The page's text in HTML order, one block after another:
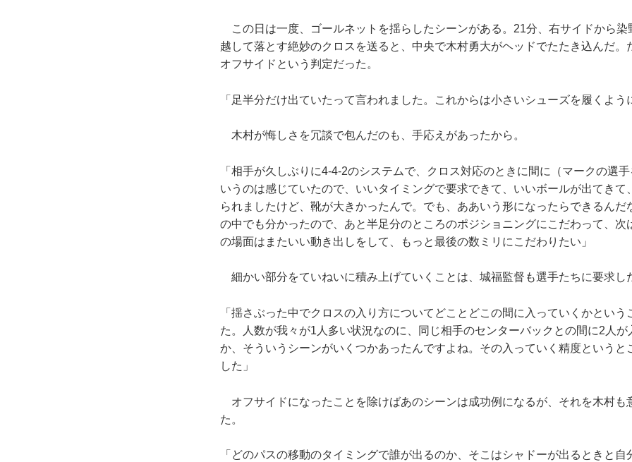
この日は一度、ゴールネットを揺らしたシーンがある。21分、右サイドから染
越して落とす絶妙のクロスを送ると、中央で木村勇大がヘッドでたたき込んだ。
オフサイドという判定だった。
「足半分だけ出ていたって言われました。これからは小さいシューズを履くよう
木村が悔しさを冗談で包んだのも、手応えがあったから。
「相手が久しぶりに4-4-2のシステムで、クロス対応のときに間に（マークの選
いうのは感じていたので、いいタイミングで要求できて、いいボールが出てきて
られましたけど、靴が大きかったんで。でも、ああいう形になったらできるんだ
の中でも分かったので、あと半足分のところのポジショニングにこだわって、次
の場面はまたいい動き出しをして、もっと最後の数ミリにこだわりたい」
細かい部分をていねいに積み上げていくことは、城福監督も選手たちに要求し
「揺さぶった中でクロスの入り方についてどことどこの間に入っていくかという
た。人数が我々が1人多い状況なのに、同じ相手のセンターバックとの間に2人が
か、そういうシーンがいくつかあったんですよね。その入っていく精度というと
した」
オフサイドになったことを除けばあのシーンは成功例になるが、それを木村も
た。
「どのパスの移動のタイミングで誰が出るのか、そこはシャドーが出るときと自